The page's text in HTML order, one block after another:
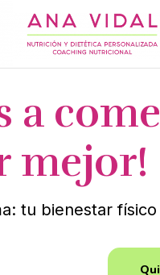
a
mejor!
tu bienestar